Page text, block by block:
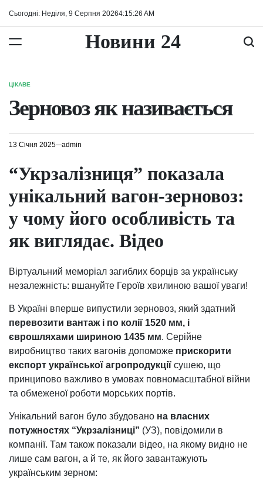
Сьогодні: Неділя, 9 Серпня 20264:15:26 AM
Новини 24
ОПУБЛІКУВАТИ
ЦІКАВЕ
Зерновоз як називається
13 Січня 2025 admin
“Укрзалізниця” показала
унікальний вагон-зерновоз:
у чому його особливість та
як виглядає. Відео
Віртуальний меморіал загиблих борців за українську
незалежність: вшануйте Героїв хвилиною вашої уваги!
В Україні вперше випустили зерновоз, який здатний
перевозити вантаж і по колії 1520 мм, і
єврошляхами шириною 1435 мм. Серійне
виробництво таких вагонів допоможе прискорити
експорт української агропродукції сушею, що
принципово важливо в умовах повномасштабної війни
та обмеженої роботи морських портів.
Унікальний вагон було збудовано на власних
потужностях “Укрзалізниці” (УЗ), повідомили в
компанії. Там також показали відео, на якому видно не
лише сам вагон, а й те, як його завантажують
українським зерном: